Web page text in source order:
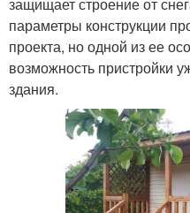
параметры конструкции
проекта, но одной из ее
возможность пристройки
здания.